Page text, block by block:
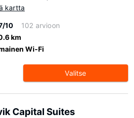
kartta
10
102 arvioon
km
Wi-Fi
Valitse
Capital Suites